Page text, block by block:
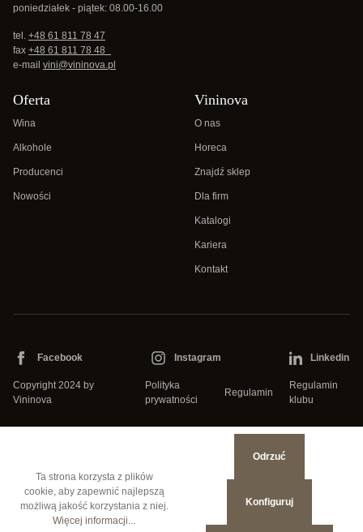
poniedziałek - piątek: 08.00-16.00
tel. +48 61 811 78 47
fax +48 61 811 78 48
e-mail vini@vininova.pl
Oferta
Wina
Alkohole
Producenci
Nowości
Vininova
O nas
Horeca
Znajdź sklep
Dla firm
Katalogi
Kariera
Kontakt
Copyright 2024 by
Vininova
Polityka
prywatności
Regulamin
Regulamin
klubu
Facebook Instagram Linkedin
Ta strona korzysta z plików
cookie, aby zapewnić najlepszą
możliwą jakość korzystania z niej.
Więcej informacji...
Odrzuć
Konfiguruj